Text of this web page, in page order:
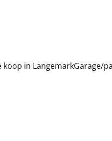
koop in LangemarkGarage/